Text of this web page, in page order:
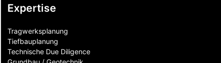
Expertise
Tragwerksplanung
Tiefbauplanung
Technische Due Diligence